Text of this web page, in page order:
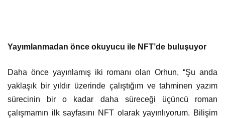
Yayımlanmadan önce okuyucu ile NFT’de buluşuyor
Daha önce yayınlamış iki romanı olan Orhun, “Şu anda
yaklaşık bir yıldır üzerinde çalıştığım ve tahminen yazım
sürecinin bir o kadar daha süreceği üçüncü roman
çalışmamın ilk sayfasını NFT olarak yayınlıyorum. Bilişim